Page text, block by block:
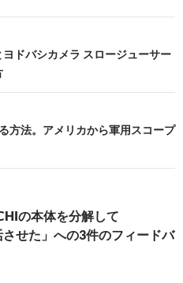
ヨドバシカメラ スロージューサー
方法。アメリカから軍用スコープ
の本体を分解して
せた」への3件のフィードバ